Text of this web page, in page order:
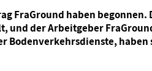
FraGround haben begonnen.
und der Arbeitgeber
Bodenverkehrsdienste, haben